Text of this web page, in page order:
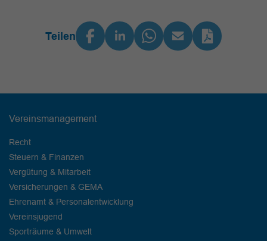
Teilen
Vereinsmanagement
Recht
Steuern & Finanzen
Vergütung & Mitarbeit
Versicherungen & GEMA
Ehrenamt & Personalentwicklung
Vereinsjugend
Sporträume & Umwelt